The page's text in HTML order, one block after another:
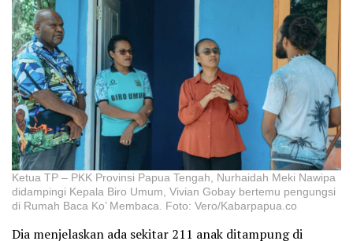
Ketua TP – PKK Provinsi Papua Tengah, Nurhaidah Meki Nawipa
didampingi Kepala Biro Umum, Vivian Gobay bertemu pengungsi
di Rumah Baca Ko’ Membaca. Foto: Vero/Kabarpapua.co
Dia menjelaskan ada sekitar 211 anak ditampung di